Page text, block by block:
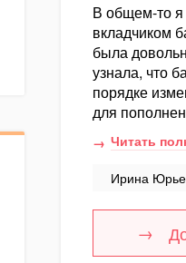
В общем-то
вкладчиком
была
узнала, что
порядке
для
Читать
Ирина